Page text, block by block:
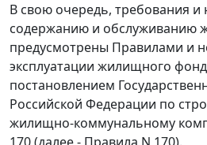
В свою очередь, требования
содержанию и обслуживанию
предусмотрены Правилами и
эксплуатации жилищного
постановлением
Российской Федерации по
жилищно-коммунальному